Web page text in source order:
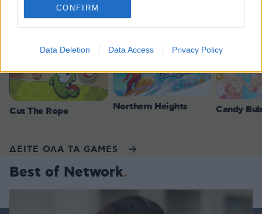
CONFIRM
Data Deletion Data Access Privacy Policy
Games
Cut The Rope Northern Heights Candy
ΔΕΙΤΕ ΟΛΑ ΤΑ GAMES
Best of Network